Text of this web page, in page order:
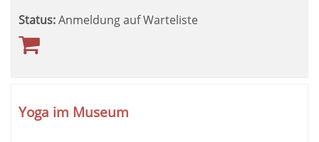
Status:Anmeldung auf Warteliste
Yoga im Museum